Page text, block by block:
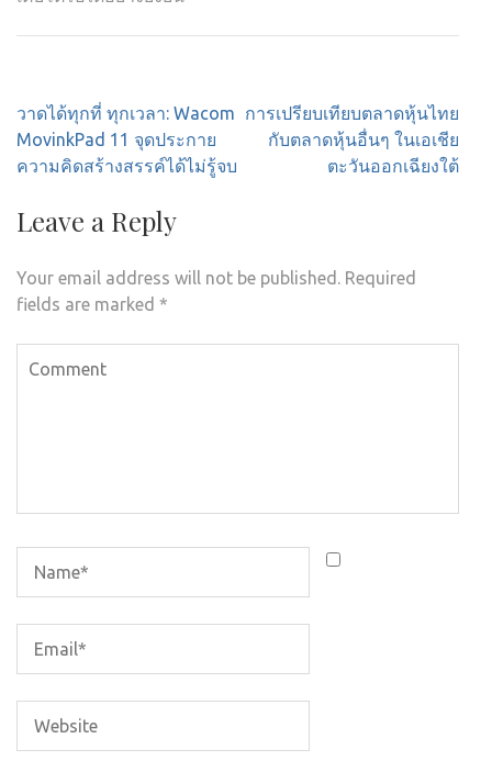
Post
navigation
วาดได้ทุกที่ ทุกเวลา: Wacom
MovinkPad 11 จุดประกาย
ความคิดสร้างสรรค์ได้ไม่รู้จบ
การเปรียบเทียบตลาดหุ้นไทย
กับตลาดหุ้นอื่นๆ ในเอเชีย
ตะวันออกเฉียงใต้
Leave a Reply
Your email address will not be published. Required
fields are marked *